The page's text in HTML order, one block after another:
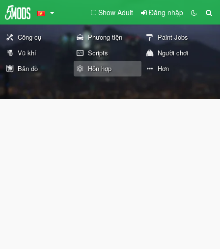
Show Adult Đăng nhập
Công cụ Phương tiện
Paint Jobs
Vũ khí
Scripts
Người chơi
Bản đồ
Hỗn hợp Hơn